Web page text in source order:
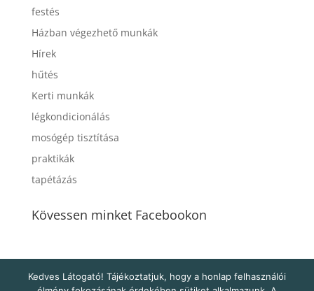
festés
Házban végezhető munkák
Hírek
hűtés
Kerti munkák
légkondicionálás
mosógép tisztítása
praktikák
tapétázás
Kövessen minket Facebookon
Kedves Látogató! Tájékoztatjuk, hogy a honlap felhasználói